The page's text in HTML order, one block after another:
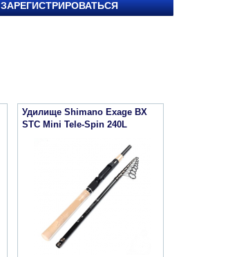
ЗАРЕГИСТРИРОВАТЬСЯ
Удилище Shimano Exage BX
STC Mini Tele-Spin 240L